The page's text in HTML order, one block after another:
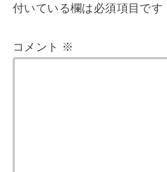
付いている欄は必須項目です
コメント ※